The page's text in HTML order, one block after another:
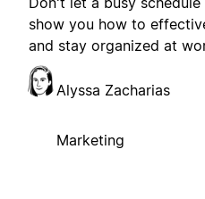
show you how to
and stay organized at
Alyssa Zacharias
Marketing